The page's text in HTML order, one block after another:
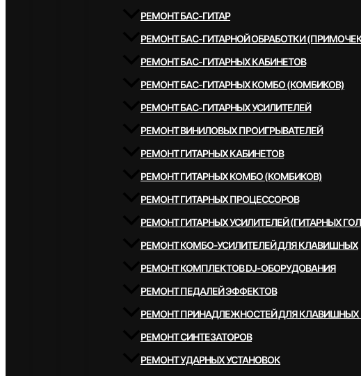
РЕМОНТ БАС-ГИТАР
РЕМОНТ БАС-ГИТАРНОЙ ОБРАБОТКИ
РЕМОНТ БАС-ГИТАРНЫХ КАБИНЕТОВ
РЕМОНТ БАС-ГИТАРНЫХ КОМБО (КОМБИКОВ)
РЕМОНТ БАС-ГИТАРНЫХ УСИЛИТЕЛЕЙ
РЕМОНТ ВИНИЛОВЫХ ПРОИГРЫВАТЕЛЕЙ
РЕМОНТ ГИТАРНЫХ КАБИНЕТОВ
РЕМОНТ ГИТАРНЫХ КОМБО (КОМБИКОВ)
РЕМОНТ ГИТАРНЫХ ПРОЦЕССОРОВ
РЕМОНТ ГИТАРНЫХ УСИЛИТЕЛЕЙ (ГИТАРНЫХ
РЕМОНТ КОМБО-УСИЛИТЕЛЕЙ ДЛЯ КЛАВИШНЫХ
РЕМОНТ КОМПЛЕКТОВ DJ-ОБОРУДОВАНИЯ
РЕМОНТ ПЕДАЛЕЙ ЭФФЕКТОВ
РЕМОНТ ПРИНАДЛЕЖНОСТЕЙ ДЛЯ КЛАВИШНЫХ
РЕМОНТ СИНТЕЗАТОРОВ
РЕМОНТ УДАРНЫХ УСТАНОВОК